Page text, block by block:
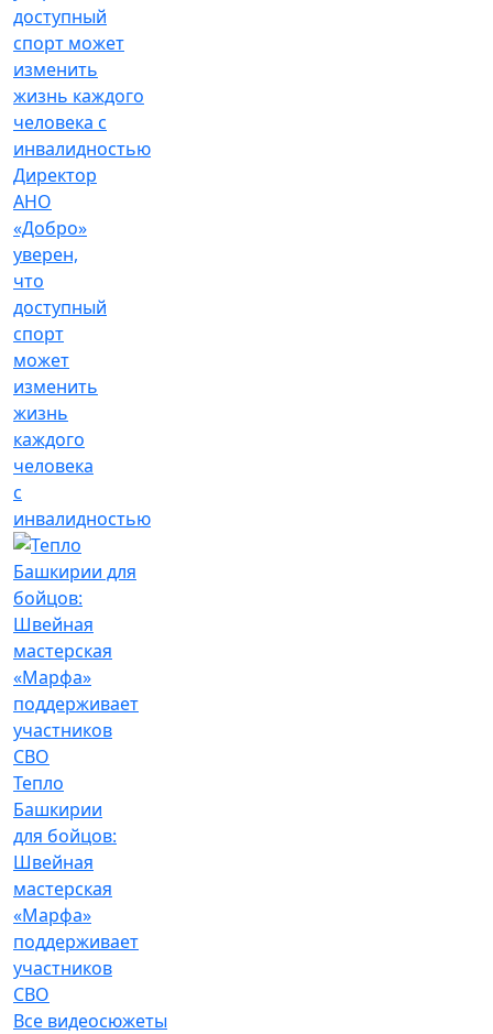
Директор
АНО
«Добро»
уверен,
что
доступный
спорт
может
изменить
жизнь
каждого
человека
с
инвалидностью
Тепло
Башкирии
для бойцов:
Швейная
мастерская
«Марфа»
поддерживает
участников
СВО
Все видеосюжеты